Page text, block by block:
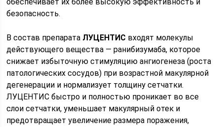
безопасность.
В состав препарата ЛУЦЕНТИС входят молекулы
действующего вещества — ранибизумаба, которое
снижает избыточную стимуляцию ангиогенеза (роста
патологических сосудов) при возрастной макулярной
дегенерации и нормализует толщину сетчатки.
ЛУЦЕНТИС быстро и полностью проникает во все
слои сетчатки, уменьшает макулярный отек и
предотвращает увеличение размера поражения,